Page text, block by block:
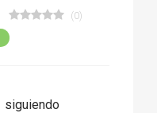
(0)
siguiendo